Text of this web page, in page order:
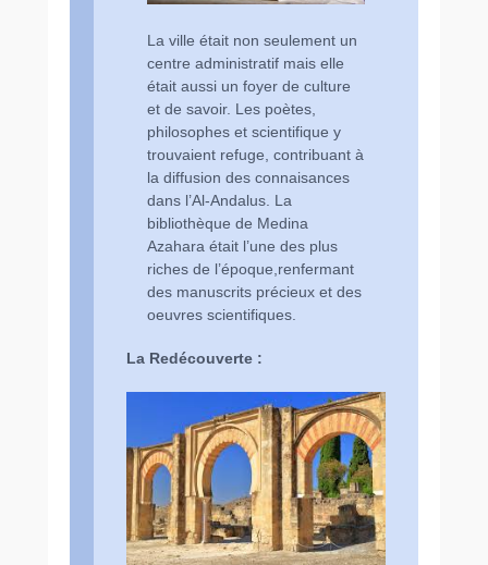
La ville était non seulement un
centre administratif mais elle
était aussi un foyer de culture
et de savoir. Les poètes,
philosophes et scientifique y
trouvaient refuge, contribuant à
la diffusion des connaisances
dans l’Al-Andalus. La
bibliothèque de Medina
Azahara était l’une des plus
riches de l’époque,renfermant
des manuscrits précieux et des
oeuvres scientifiques.
La Redécouverte :